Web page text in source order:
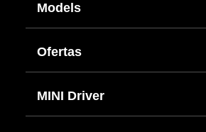
Models
Ofertas
MINI Driver